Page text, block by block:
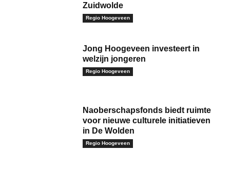
Zuidwolde
Regio Hoogeveen
Jong Hoogeveen investeert in
welzijn jongeren
Regio Hoogeveen
Naoberschapsfonds biedt ruimte
voor nieuwe culturele initiatieven
in De Wolden
Regio Hoogeveen